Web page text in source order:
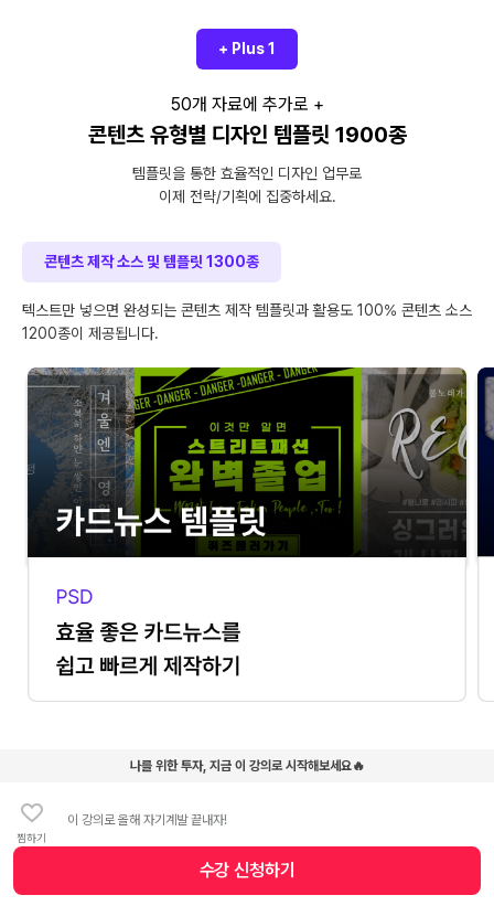
찜하기
나를 위한 투자, 지금 이 강의로 시작해보세요🔥
이 강의로 올해 자기계발 끝내자!
수강 신청하기
+ Plus 1
50개 자료에 추가로 +
콘텐츠 유형별 디자인 템플릿 1900종
템플릿을 통한 효율적인 디자인 업무로
이제 전략/기획에 집중하세요.
콘텐츠 제작 소스 및 템플릿 1300종
텍스트만 넣으면 완성되는 콘텐츠 제작 템플릿과 활용도 100% 콘텐츠 소스
1200종이 제공됩니다.
상세페이지 통 템플릿부터 요소별 템플릿까지. 완성도와 가독성을 동시에
잡는 상세페이지를 제작할 수 있습니다.